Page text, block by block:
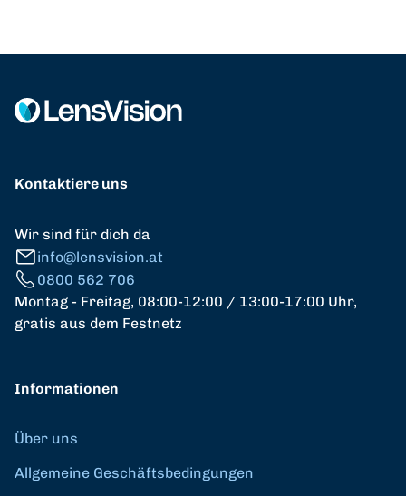
Kontaktiere uns
Wir sind für dich da
info@lensvision.at
0800 562 706
Montag - Freitag, 08:00-12:00 / 13:00-17:00 Uhr,
gratis aus dem Festnetz
Informationen
Über uns
Allgemeine Geschäftsbedingungen